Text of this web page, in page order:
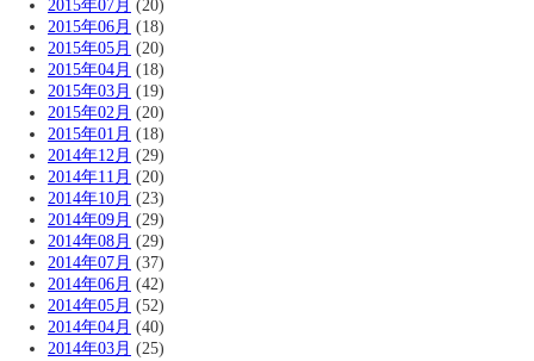
2015年07月 (20)
2015年06月 (18)
2015年05月 (20)
2015年04月 (18)
2015年03月 (19)
2015年02月 (20)
2015年01月 (18)
2014年12月 (29)
2014年11月 (20)
2014年10月 (23)
2014年09月 (29)
2014年08月 (29)
2014年07月 (37)
2014年06月 (42)
2014年05月 (52)
2014年04月 (40)
2014年03月 (25)